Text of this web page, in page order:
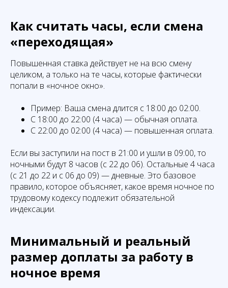
Как считать часы, если смена
«переходящая»
Повышенная ставка действует не на всю смену
целиком, а только на те часы, которые фактически
попали в «ночное окно».
Пример: Ваша смена длится с 18:00 до 02:00.
С 18:00 до 22:00 (4 часа) — обычная оплата.
С 22:00 до 02:00 (4 часа) — повышенная оплата.
Если вы заступили на пост в 21:00 и ушли в 09:00, то
ночными будут 8 часов (с 22 до 06). Остальные 4 часа
(с 21 до 22 и с 06 до 09) — дневные. Это базовое
правило, которое объясняет, какое время ночное по
трудовому кодексу подлежит обязательной
индексации.
Минимальный и реальный
размер доплаты за работу в
ночное время